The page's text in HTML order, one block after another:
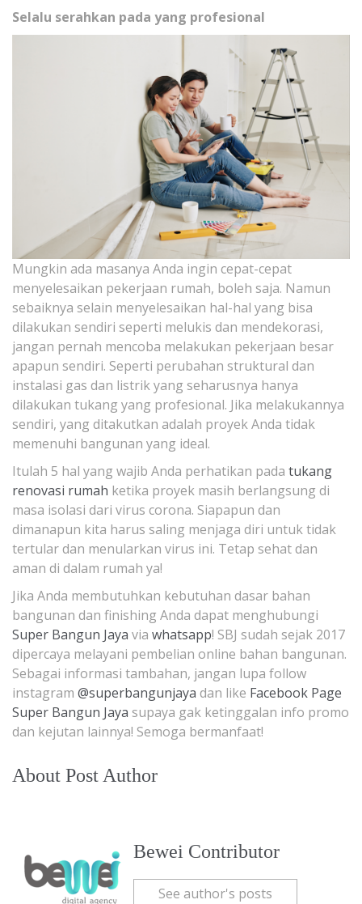
Selalu serahkan pada yang profesional
Mungkin ada masanya Anda ingin cepat-cepat
menyelesaikan pekerjaan rumah, boleh saja. Namun
sebaiknya selain menyelesaikan hal-hal yang bisa
dilakukan sendiri seperti melukis dan mendekorasi,
jangan pernah mencoba melakukan pekerjaan besar
apapun sendiri. Seperti perubahan struktural dan
instalasi gas dan listrik yang seharusnya hanya
dilakukan tukang yang profesional. Jika melakukannya
sendiri, yang ditakutkan adalah proyek Anda tidak
memenuhi bangunan yang ideal.
Itulah 5 hal yang wajib Anda perhatikan pada tukang
renovasi rumah ketika proyek masih berlangsung di
masa isolasi dari virus corona. Siapapun dan
dimanapun kita harus saling menjaga diri untuk tidak
tertular dan menularkan virus ini. Tetap sehat dan
aman di dalam rumah ya!
Jika Anda membutuhkan kebutuhan dasar bahan
bangunan dan finishing Anda dapat menghubungi
Super Bangun Jaya via whatsapp! SBJ sudah sejak 2017
dipercaya melayani pembelian online bahan bangunan.
Sebagai informasi tambahan, jangan lupa follow
instagram @superbangunjaya dan like Facebook Page
Super Bangun Jaya supaya gak ketinggalan info promo
dan kejutan lainnya! Semoga bermanfaat!
About Post Author
Bewei Contributor
See author's posts